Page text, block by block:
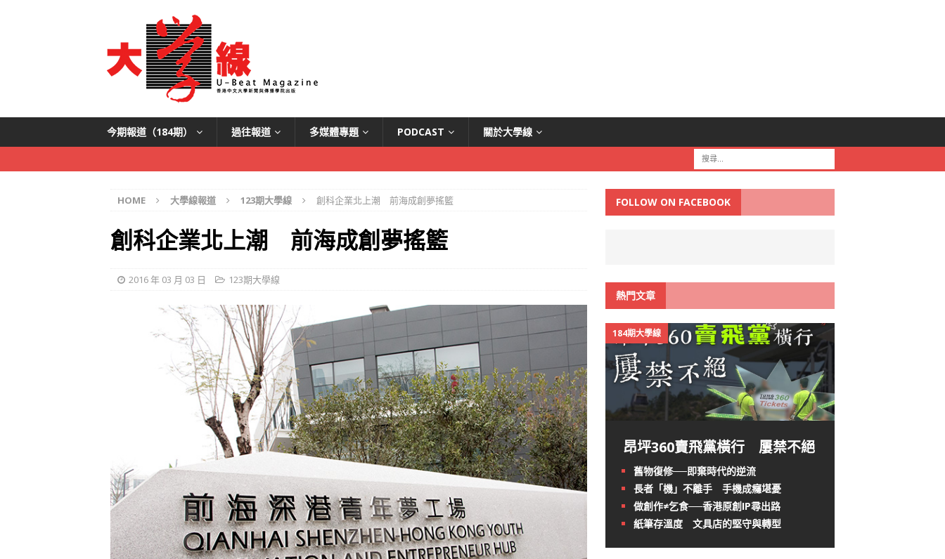
今期報道（184期） 過往報道 多媒體專題 PODCAST 關於大學線
HOME 大學線報道 123期大學線 創科企業北上潮 前海成創夢搖籃
創科企業北上潮 前海成創夢搖籃
2016 年 03 月 03 日 123期大學線
FOLLOW ON FACEBOOK
熱門文章
184期大學線
昂坪360賣飛黨橫行 屢禁不絕
舊物復修──即棄時代的逆流
長者「機」不離手 手機成癮堪憂
做創作≠乞食──香港原創IP尋出路
紙筆存溫度 文具店的堅守與轉型